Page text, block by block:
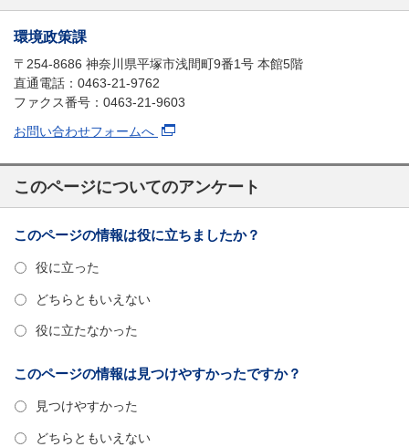
環境政策課
〒254-8686 神奈川県平塚市浅間町9番1号 本館5階
直通電話：0463-21-9762
ファクス番号：0463-21-9603
お問い合わせフォームへ
このページについてのアンケート
このページの情報は役に立ちましたか？
役に立った
どちらともいえない
役に立たなかった
このページの情報は見つけやすかったですか？
見つけやすかった
どちらともいえない